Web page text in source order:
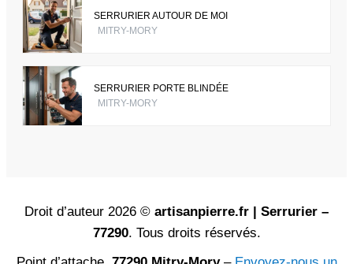
SERRURIER AUTOUR DE MOI
MITRY-MORY
SERRURIER PORTE BLINDÉE
MITRY-MORY
Droit d’auteur 2026 © artisanpierre.fr | Serrurier –
77290. Tous droits réservés.